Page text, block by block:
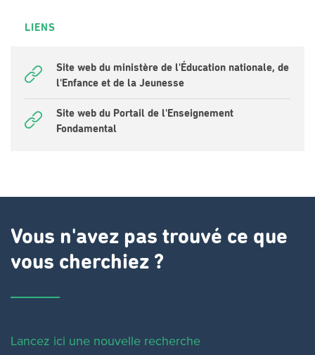
LIENS
Site web du ministère de l'Éducation nationale, de
l'Enfance et de la Jeunesse
Site web du Portail de l'Enseignement
Fondamental
Vous n'avez pas trouvé ce que
vous cherchiez ?
Lancez ici une nouvelle recherche